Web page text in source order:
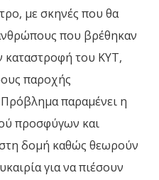
με σκηνές που θα
που βρέθηκαν
καταστροφή του ΚΥΤ,
παροχής
παραμένει η
προσφύγων και
δομή καθώς θεωρούν
για να πιέσουν